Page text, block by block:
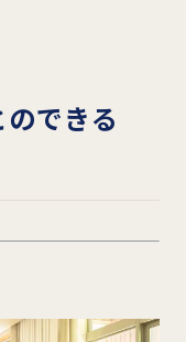
できる